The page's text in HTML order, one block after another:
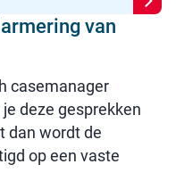
van
casemanager
deze gesprekken
dan wordt de
op een vaste